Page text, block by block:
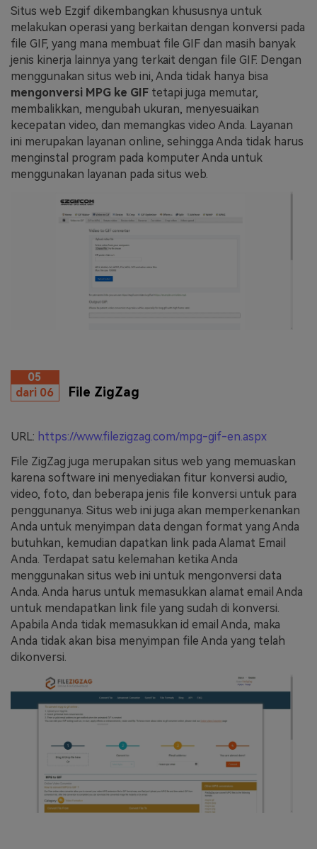
Situs web Ezgif dikembangkan khususnya untuk
melakukan operasi yang berkaitan dengan konversi pada
file GIF, yang mana membuat file GIF dan masih banyak
jenis kinerja lainnya yang terkait dengan file GIF. Dengan
menggunakan situs web ini, Anda tidak hanya bisa
mengonversi MPG ke GIF tetapi juga memutar,
membalikkan, mengubah ukuran, menyesuaikan
kecepatan video, dan memangkas video Anda. Layanan
ini merupakan layanan online, sehingga Anda tidak harus
menginstal program pada komputer Anda untuk
menggunakan layanan pada situs web.
05
dari 06
File ZigZag
URL: https://www.filezigzag.com/mpg-gif-en.aspx
File ZigZag juga merupakan situs web yang memuaskan
karena software ini menyediakan fitur konversi audio,
video, foto, dan beberapa jenis file konversi untuk para
penggunanya. Situs web ini juga akan memperkenankan
Anda untuk menyimpan data dengan format yang Anda
butuhkan, kemudian dapatkan link pada Alamat Email
Anda. Terdapat satu kelemahan ketika Anda
menggunakan situs web ini untuk mengonversi data
Anda. Anda harus untuk memasukkan alamat email Anda
untuk mendapatkan link file yang sudah di konversi.
Apabila Anda tidak memasukkan id email Anda, maka
Anda tidak akan bisa menyimpan file Anda yang telah
dikonversi.